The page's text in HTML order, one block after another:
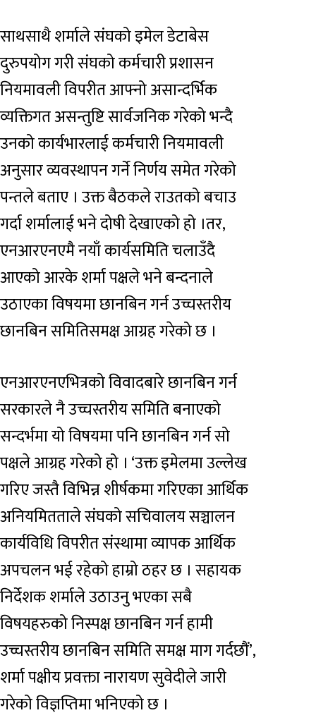
साथसाथै शर्माले संघको इमेल डेटाबेस
दुरुपयोग गरी संघको कर्मचारी प्रशासन
नियमावली विपरीत आफ्नो असान्दर्भिक
व्यक्तिगत असन्तुष्टि सार्वजनिक गरेको भन्दै
उनको कार्यभारलाई कर्मचारी नियमावली
अनुसार व्यवस्थापन गर्ने निर्णय समेत गरेको
पन्तले बताए । उक्त बैठकले राउतको बचाउ
गर्दा शर्मालाई भने दोषी देखाएको हो ।तर,
एनआरएनएमै नयाँ कार्यसमिति चलाउँदै
आएको आरके शर्मा पक्षले भने बन्दनाले
उठाएका विषयमा छानबिन गर्न उच्चस्तरीय
छानबिन समितिसमक्ष आग्रह गरेको छ ।
एनआरएनएभित्रको विवादबारे छानबिन गर्न
सरकारले नै उच्चस्तरीय समिति बनाएको
सन्दर्भमा यो विषयमा पनि छानबिन गर्न सो
पक्षले आग्रह गरेको हो । ‘उक्त इमेलमा उल्लेख
गरिए जस्तै विभिन्न शीर्षकमा गरिएका आर्थिक
अनियमितताले संघको सचिवालय सञ्चालन
कार्यविधि विपरीत संस्थामा व्यापक आर्थिक
अपचलन भई रहेको हाम्रो ठहर छ । सहायक
निर्देशक शर्माले उठाउनु भएका सबै
विषयहरुको निस्पक्ष छानबिन गर्न हामी
उच्चस्तरीय छानबिन समिति समक्ष माग गर्दछौं’,
शर्मा पक्षीय प्रवक्ता नारायण सुवेदीले जारी
गरेको विज्ञप्तिमा भनिएको छ ।